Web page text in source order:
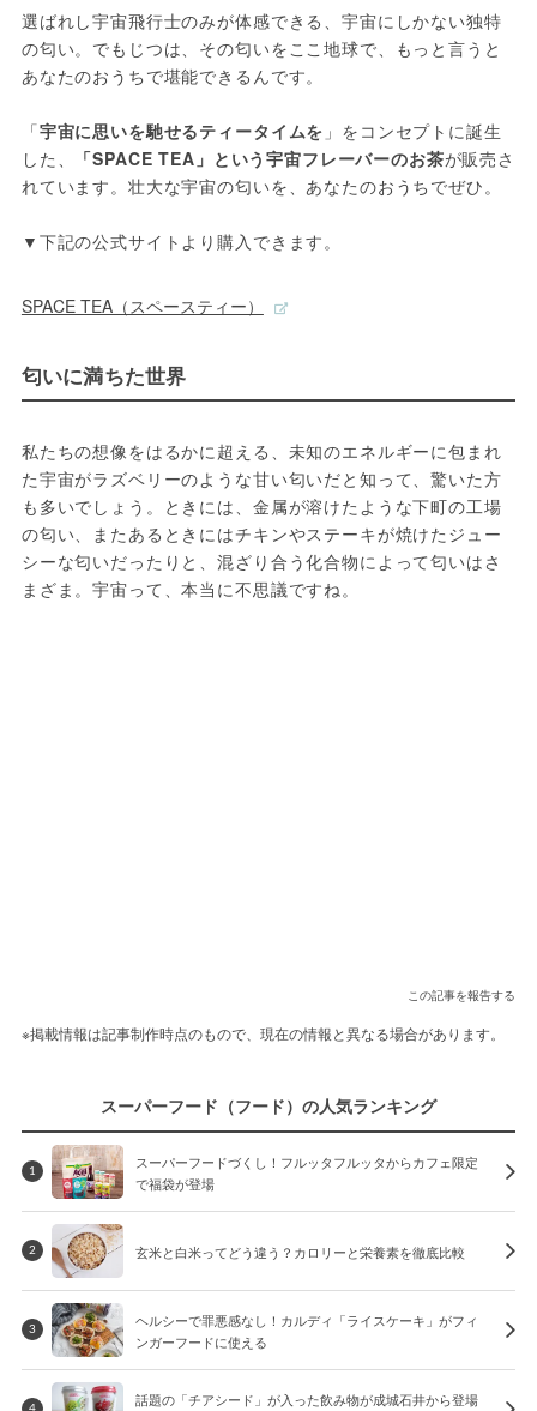
選ばれし宇宙飛行士のみが体感できる、宇宙にしかない独特
の匂い。でもじつは、その匂いをここ地球で、もっと言うと
あなたのおうちで堪能できるんです。
「宇宙に思いを馳せるティータイムを 」をコンセプトに誕生
した、
「SPACE TEA」という宇宙フレーバーのお茶が販売さ
れています。壮大な宇宙の匂いを、あなたのおうちでぜひ。
▼下記の公式サイトより購入できます。
SPACE TEA（スペースティー）
匂いに満ちた世界
私たちの想像をはるかに超える、未知のエネルギーに包まれ
た宇宙がラズベリーのような甘い匂いだと知って、驚いた方
も多いでしょう。ときには、金属が溶けたような下町の工場
の匂い、またあるときにはチキンやステーキが焼けたジュー
シーな匂いだったりと、混ざり合う化合物によって匂いはさ
まざま。宇宙って、本当に不思議ですね。
この記事を報告する
※掲載情報は記事制作時点のもので、現在の情報と異なる場合があります。
スーパーフード（フード）の人気ランキング
1
スーパーフードづくし！フルッタフルッタからカフェ限定
で福袋が登場
2 玄米と白米ってどう違う？カロリーと栄養素を徹底比較
3
ヘルシーで罪悪感なし！カルディ「ライスケーキ」がフィ
ンガーフードに使える
4
話題の「チアシード」が入った飲み物が成城石井から登場